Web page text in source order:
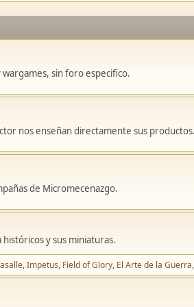
sin foro especifico.
nos enseñan directamente sus productos.
de Micromecenazgo.
y sus miniaturas.
Impetus Field of Glory El Arte de la Guerra